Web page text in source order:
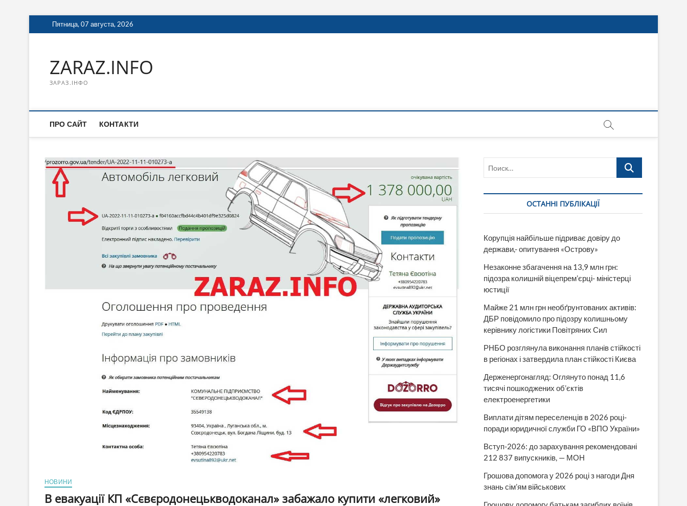
Перейти
к
Пятница, 07 августа, 2026
ZARAZ.INFO
ЗАРАЗ.ІНФО
ПРО САЙТ КОНТАКТИ
НОВИНИ
В евакуації КП «Сєвєродонецькводоканал» забажало купити «легковий»
Поиск…
ОСТАННІ ПУБЛІКАЦІЇ
Корупція найбільше підриває довіру до
держави,- опитування «Острову»
Незаконне збагачення на 13,9 млн грн:
підозра колишній віцепрем’єрці- міністерці
юстиції
Майже 21 млн грн необґрунтованих активів:
ДБР повідомило про підозру колишньому
керівнику логістики Повітряних Сил
РНБО розглянула виконання планів стійкості
в регіонах і затвердила план стійкості Києва
Держенергонагляд: Оглянуто понад 11,6
тисячі пошкоджених об’єктів
електроенергетики
Виплати дітям переселенців в 2026 році-
поради юридичної служби ГО «ВПО України»
Вступ-2026: до зарахування рекомендовані
212 837 випускників, — МОН
Грошова допомога у 2026 році з нагоди Дня
знань сім’ям військових